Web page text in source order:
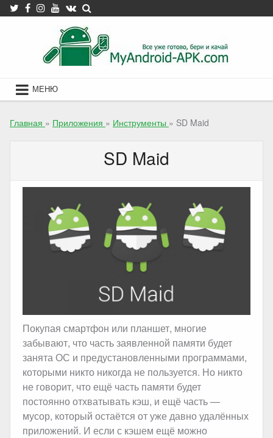
Skip
to
МЕНЮ
Главная » Приложения » Инструменты » SD Maid
SD Maid
Покупая смартфон или планшет, многие
забывают, что часть заявленной памяти будет
занята ОС и предустановленными программами,
которыми никто никогда не пользуется. Но никто
не говорит, что ещё часть памяти будет
постоянно отхватывать кэш, и ещё часть —
мусор, который остаётся от уже давно удалённых
приложений. И если с кэшем ещё можно